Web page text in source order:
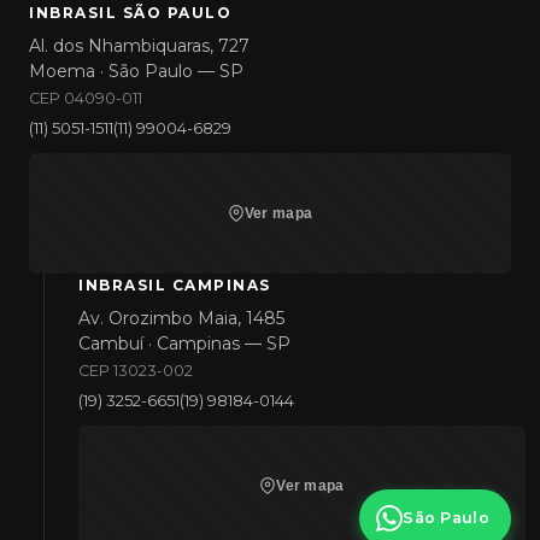
INBRASIL SÃO PAULO
Al. dos Nhambiquaras, 727
Moema · São Paulo — SP
CEP 04090-011
(11) 5051-1511(11) 99004-6829
Ver mapa
INBRASIL CAMPINAS
Av. Orozimbo Maia, 1485
Cambuí · Campinas — SP
CEP 13023-002
(19) 3252-6651(19) 98184-0144
Ver mapa
São Paulo